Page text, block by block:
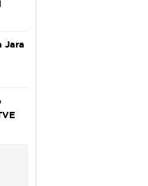
Jara